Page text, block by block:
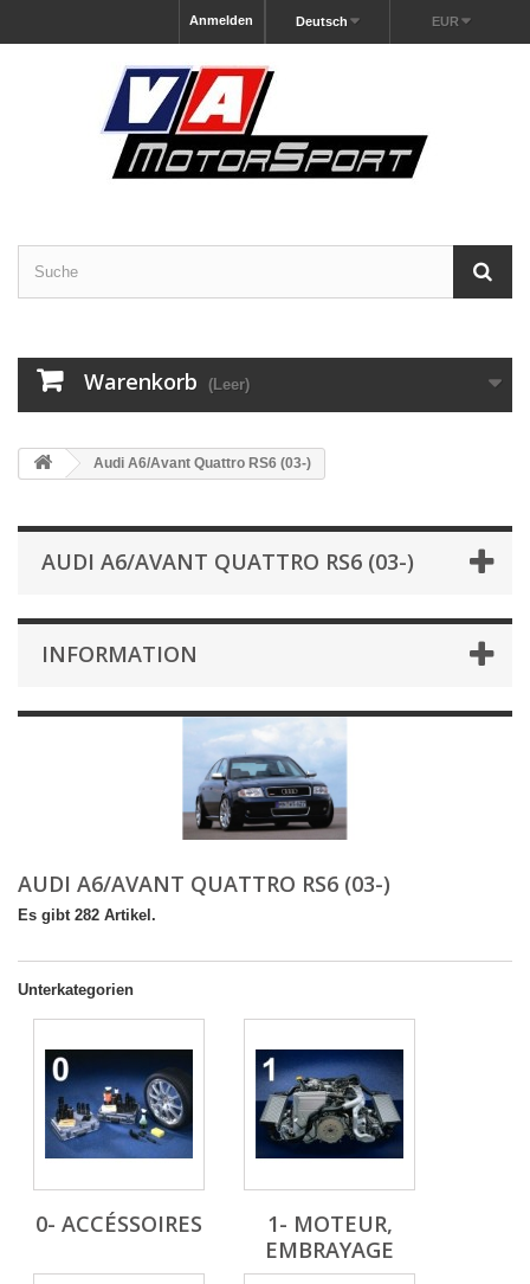
EUR
Deutsch
Anmelden
Warenkorb (Leer)
Audi A6/Avant Quattro RS6 (03-)
AUDI A6/AVANT QUATTRO RS6 (03-)
INFORMATION
AUDI A6/AVANT QUATTRO RS6 (03-)
Es gibt 282 Artikel.
Unterkategorien
0- ACCÉSSOIRES
1- MOTEUR,
EMBRAYAGE